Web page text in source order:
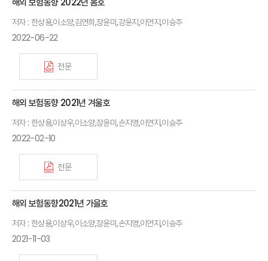
저자 : 한상용,이소양,김연희,장윤미,강윤지,이연지,이승주
2022-06-22
전문
해외 보험동향 2021년 겨울호
저자 : 한상용,이상우,이소양,장윤미,손지영,이연지,이승주
2022-02-10
전문
해외 보험동향2021년 가을호
저자 : 한상용,이상우,이소양,장윤미,손지영,이연지,이승주
2021-11-03